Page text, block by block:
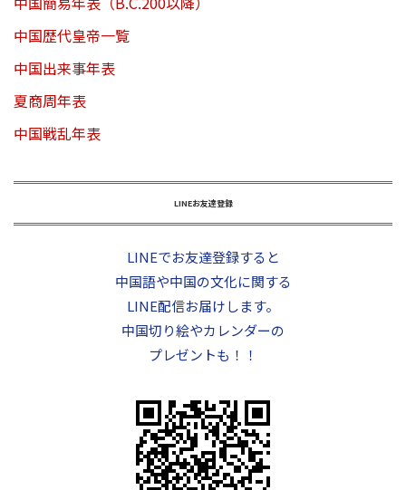
中国歴代皇帝一覧
中国出来事年表
夏商周年表
中国戦乱年表
LINEお友達登録
LINEでお友達登録すると
中国語や中国の文化に関する
LINE配信お届けします。
中国切り絵やカレンダーの
プレゼントも！！